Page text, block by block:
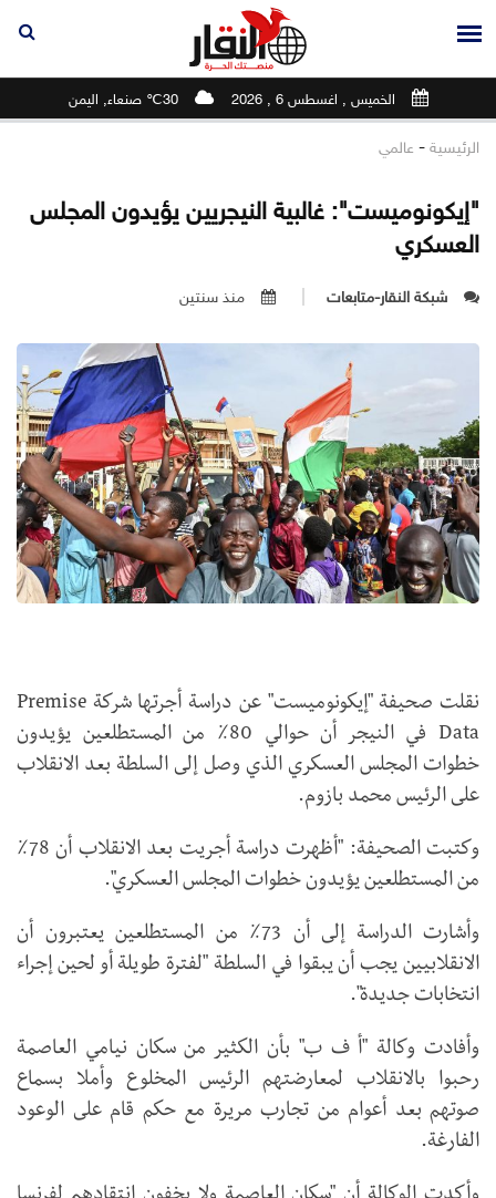
الخميس , اغسطس 6 , 2026 30℃ صنعاء, اليمن
الرئيسية - عالمي
"إيكونوميست": غالبية النيجريين يؤيدون المجلس
العسكري
شبكة النقار-متابعات منذ سنتين
نقلت صحيفة "إيكونوميست" عن دراسة أجرتها شركة Premise
Data في النيجر أن حوالي 80٪ من المستطلعين يؤيدون
خطوات المجلس العسكري الذي وصل إلى السلطة بعد الانقلاب
على الرئيس محمد بازوم.
وكتبت الصحيفة: "أظهرت دراسة أجريت بعد الانقلاب أن 78٪
من المستطلعين يؤيدون خطوات المجلس العسكري".
وأشارت الدراسة إلى أن 73٪ من المستطلعين يعتبرون أن
الانقلابيين يجب أن يبقوا في السلطة "لفترة طويلة أو لحين إجراء
انتخابات جديدة".
وأفادت وكالة "أ ف ب" بأن الكثير من سكان نيامي العاصمة
رحبوا بالانقلاب لمعارضتهم الرئيس المخلوع وأملا بسماع
صوتهم بعد أعوام من تجارب مريرة مع حكم قام على الوعود
الفارغة.